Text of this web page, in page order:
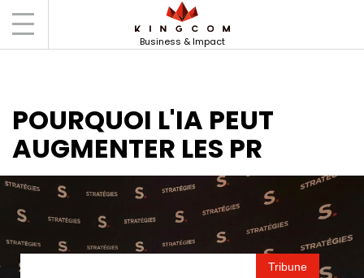
Business & Impact
Accueil
Pourquoi l’IA peut
augmenter les PR
POURQUOI L'IA PEUT
AUGMENTER LES PR
Tribune